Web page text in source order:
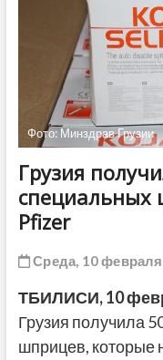
Фото: Минздрав Грузии
Грузия
специальных
Pfizer
Среда, 10
ТБИЛИСИ,10
Грузия получила
шприцев, которые